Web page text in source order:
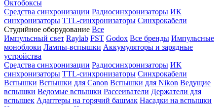
Октобоксы
Средства синхронизации Радиосинхронизаторы ИК
синхронизаторы TTL-синхронизаторы Синхрокабели
Студийное оборудование Все
Импульсный свет Raylab FST Godox Все бренды Импульсные
моноблоки Лампы-вспышки Аккумуляторы и зарядные
устройства
Средства синхронизации Радиосинхронизаторы ИК
синхронизаторы TTL-синхронизаторы Синхрокабели
Вспышки Вспышки для Canon Вспышки для Nikon Ведущие
вспышки Ведомые вспышки Рассеиватели Держатели для
вспышек Адаптеры на горячий башмак Насадки на вспышки